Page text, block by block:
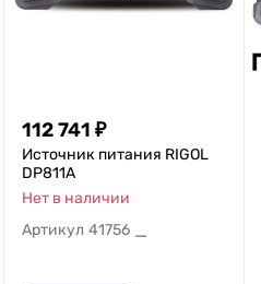
112 741 ₽
Источник питания RIGOL
DP811A
Нет в наличии
Артикул 41756 —